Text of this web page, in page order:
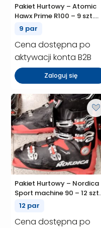
Pakiet Hurtowy – Atomic
Hawx Prime R100 – 9 szt.
(P01028)
9 par
Cena dostępna po
aktywacji konta B2B
Zaloguj się
Pakiet Hurtowy – Nordica
Sport machine 90 – 12 szt.
(P01013)
12 par
Cena dostępna po